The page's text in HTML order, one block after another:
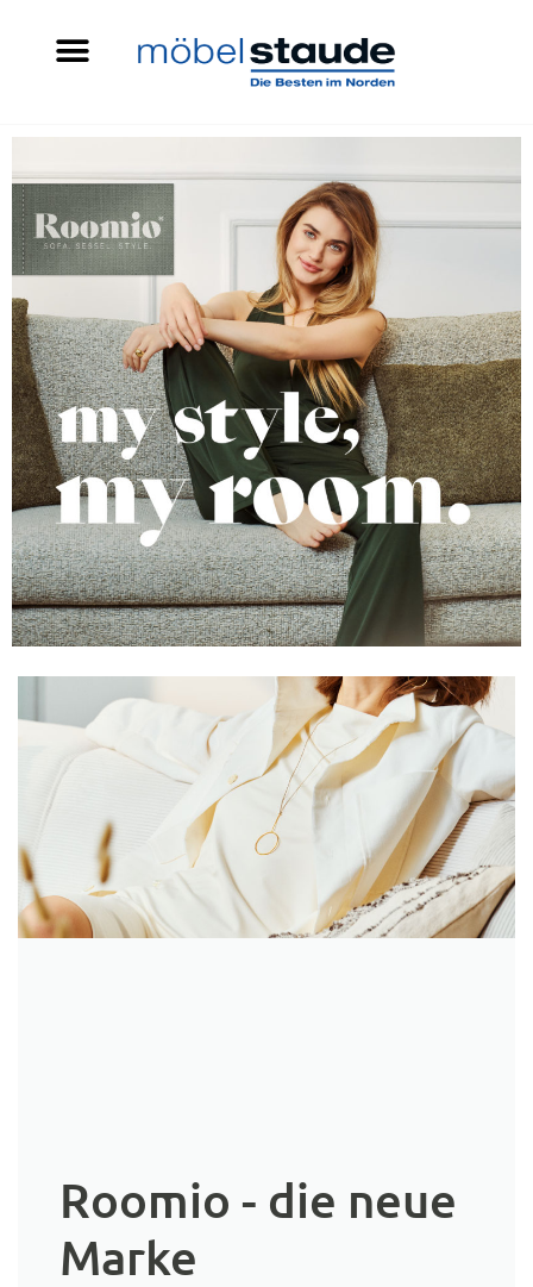
Roomio - die neue
Marke